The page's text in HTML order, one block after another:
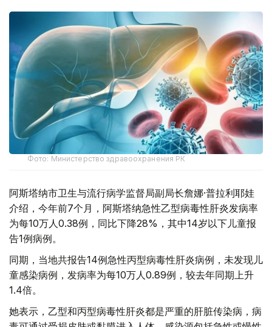
Фото: Министерство здравоохранения РК
阿斯塔纳市卫生与流行病学监督局副局长詹娜·普拉利耶娃
介绍，今年前7个月，阿斯塔纳急性乙型病毒性肝炎发病率
为每10万人0.38例，同比下降28%，其中14岁以下儿童报
告1例病例。
同期，当地共报告14例急性丙型病毒性肝炎病例，未发现儿
童感染病例，发病率为每10万人0.89例，较去年同期上升
1.4倍。
她表示，乙型和丙型病毒性肝炎都是严重的肝脏传染病，病